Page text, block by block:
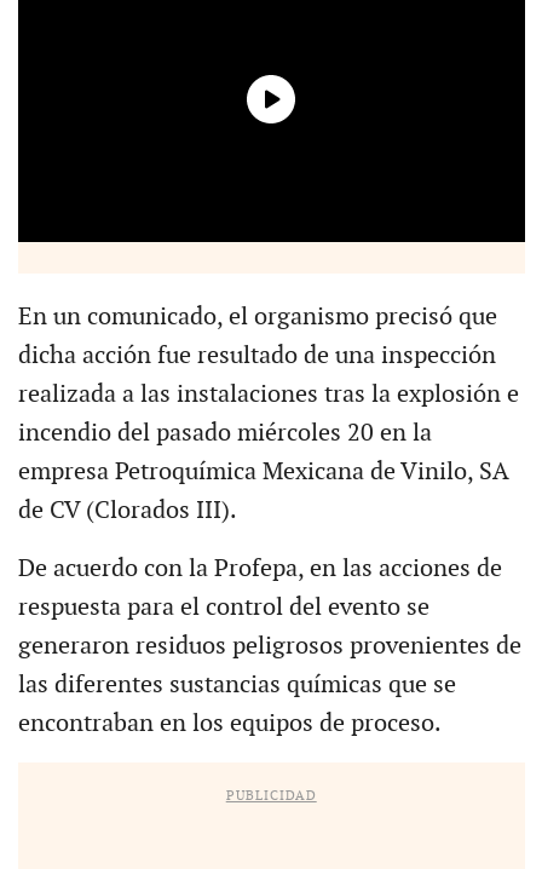
En un comunicado, el organismo precisó que
dicha acción fue resultado de una inspección
realizada a las instalaciones tras la explosión e
incendio del pasado miércoles 20 en la
empresa Petroquímica Mexicana de Vinilo, SA
de CV (Clorados III).
De acuerdo con la Profepa, en las acciones de
respuesta para el control del evento se
generaron residuos peligrosos provenientes de
las diferentes sustancias químicas que se
encontraban en los equipos de proceso.
PUBLICIDAD